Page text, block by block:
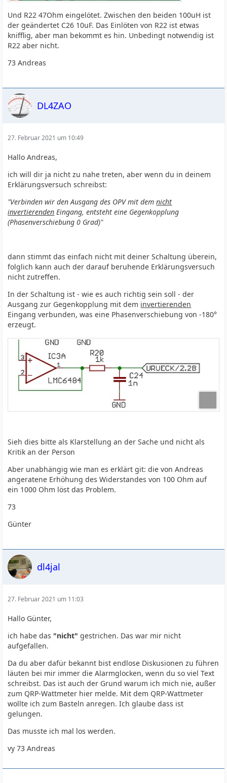
Und R22 47Ohm eingelötet. Zwischen den beiden 100uH ist
der geändertet C26 10uF. Das Einlöten von R22 ist etwas
knifflig, aber man bekommt es hin. Unbedingt notwendig ist
R22 aber nicht.
73 Andreas
DL4ZAO
27. Februar 2021 um 10:49
Hallo Andreas,
ich will dir ja nicht zu nahe treten, aber wenn du in deinem
Erklärungsversuch schreibst:
"Verbinden wir den Ausgang des OPV mit demnicht
invertierenden Eingang, entsteht eine Gegenkopplung
(Phasenverschiebung 0 Grad)"
dann stimmt das einfach nicht mit deiner Schaltung überein,
folglich kann auch der darauf beruhende Erklärungsversuch
nicht zutreffen.
In der Schaltung ist - wie es auch richtig sein soll - der
Ausgang zur Gegenkopplung mit dem invertierenden
Eingang verbunden, was eine Phasenverschiebung von -180°
erzeugt.
Sieh dies bitte als Klarstellung an der Sache und nicht als
Kritik an der Person
Aber unabhängig wie man es erklärt git: die von Andreas
angeratene Erhöhung des Widerstandes von 100 Ohm auf
ein 1000 Ohm löst das Problem.
73
Günter
dl4jal
27. Februar 2021 um 11:03
Hallo Günter,
ich habe das "nicht"gestrichen. Das war mir nicht
aufgefallen.
Da du aber dafür bekannt bist endlose Diskusionen zu führen
läuten bei mir immer die Alarmglocken, wenn du so viel Text
schreibst. Das ist auch der Grund warum ich mich nie, außer
zum QRP-Wattmeter hier melde. Mit dem QRP-Wattmeter
wollte ich zum Basteln anregen. Ich glaube dass ist
gelungen.
Das musste ich mal los werden.
vy 73 Andreas